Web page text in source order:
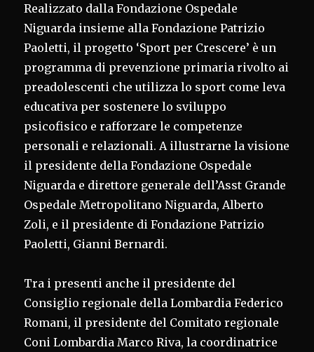
Realizzato dalla Fondazione Ospedale
Niguarda insieme alla Fondazione Patrizio
Paoletti, il progetto ‘Sport per Crescere’ è un
programma di prevenzione primaria rivolto ai
preadolescenti che utilizza lo sport come leva
educativa per sostenere lo sviluppo
psicofisico e rafforzare le competenze
personali e relazionali. A illustrarne la visione
il presidente della Fondazione Ospedale
Niguarda e direttore generale dell’Asst Grande
Ospedale Metropolitano Niguarda, Alberto
Zoli, e il presidente di Fondazione Patrizio
Paoletti, Gianni Bernardi.
Tra i presenti anche il presidente del
Consiglio regionale della Lombardia Federico
Romani, il presidente del Comitato regionale
Coni Lombardia Marco Riva, la coordinatrice